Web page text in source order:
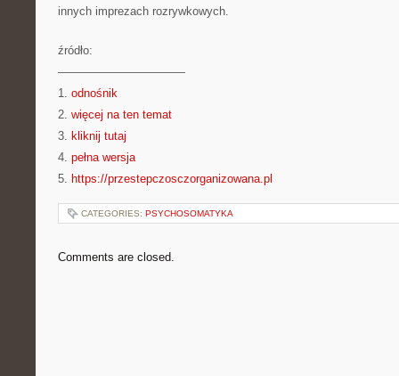
innych imprezach rozrywkowych.
źródło:
———————————
1. odnośnik
2. więcej na ten temat
3. kliknij tutaj
4. pełna wersja
5. https://przestepczosczorganizowana.pl
CATEGORIES: PSYCHOSOMATYKA
Comments are closed.